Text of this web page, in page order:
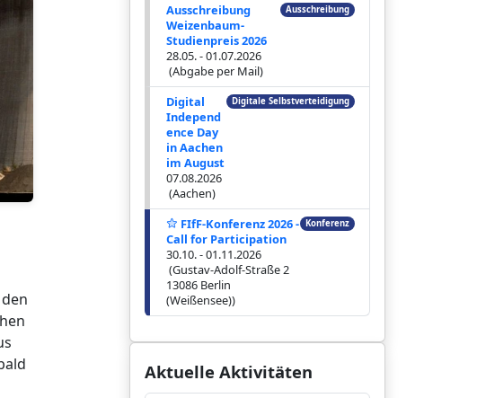
Ausschreibung
Weizenbaum-
Studienpreis 2026
28.05. - 01.07.2026
(Abgabe per Mail)
Ausschreibung
Digital
Independ
ence Day
in Aachen
im August
07.08.2026
(Aachen)
Digitale Selbstverteidigung
FIfF-Konferenz 2026 -
Call for Participation
30.10. - 01.11.2026
(Gustav-Adolf-Straße 2
13086 Berlin
(Weißensee))
Konferenz
Aktuelle Aktivitäten